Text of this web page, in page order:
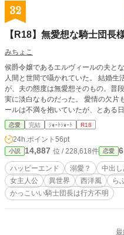
32
【R18】無愛想な騎士団長
みちょこ
侯爵令嬢であるエルヴィールの夫と
人間と世間で囁かれていた。 結婚生活も始まってから数ヶ月にも満たなかった
が、夫の態度は無愛想そのもの。普
実に淡白なものだった。 愛情の欠片も感じられない夫の振る舞いに、エルヴィ
ールは不満を抱いていたが、とある
恋愛 完結 ｼｮｰﾄｼｮｰﾄ R18
24h.ポイント 56pt
小説 14,887 位 / 228,618件 恋愛
ハッピーエンド 溺愛？ 中出し
女主人公
異世界 西洋風
ら
かっこいい騎士団長は行方不明